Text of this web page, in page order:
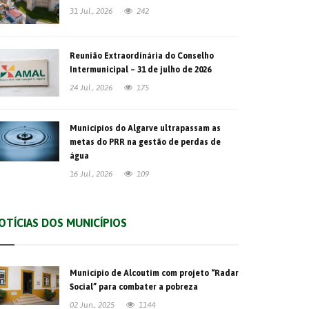
31 Jul., 2026 242
Reunião Extraordinária do Conselho
Intermunicipal – 31 de julho de 2026
24 Jul., 2026
175
Municípios do Algarve ultrapassam as
metas do PRR na gestão de perdas de
água
16 Jul., 2026
109
DOS MUNICÍPIOS
Município de Alcoutim com projeto “Radar
Social” para combater a pobreza
02 Jun., 2025
1144